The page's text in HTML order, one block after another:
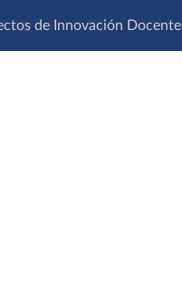
de Innovación Docente